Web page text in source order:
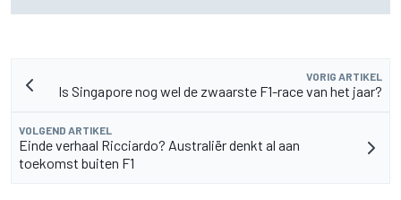
VORIG ARTIKEL
Is Singapore nog wel de zwaarste F1-race van het jaar?
VOLGEND ARTIKEL
Einde verhaal Ricciardo? Australiër denkt al aan
toekomst buiten F1